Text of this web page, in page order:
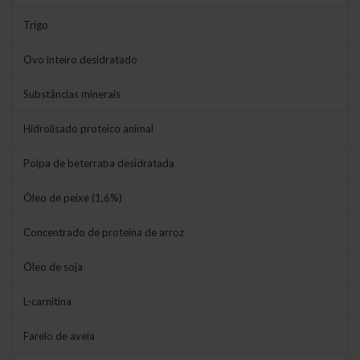
Trigo
Ovo inteiro desidratado
Substâncias minerais
Hidrolisado proteico animal
Polpa de beterraba desidratada
Óleo de peixe (1,6%)
Concentrado de proteína de arroz
Óleo de soja
L-carnitina
Farelo de aveia